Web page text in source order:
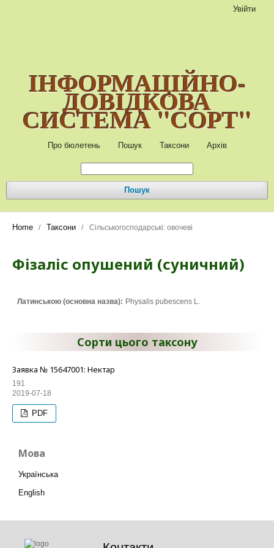
ІНФОРМАЦІЙНО-
ДОВІДКОВА
СИСТЕМА "СОРТ"
Про бюлетень Пошук Таксони Архів
Пошук
Увійти
Home / Таксони / Сільськогосподарські: овочеві
Фізаліс опушений (суничний)
Латинською (основна назва): Physalis pubescens L.
Сорти цього таксону
Заявка № 15647001: Нектар
191
2019-07-18
PDF
Мова
Українська
English